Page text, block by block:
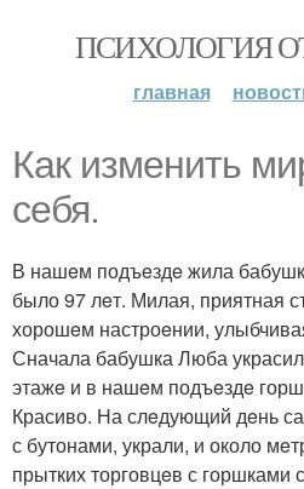
ПСИХОЛОГИЯ
главная
Как измeнить
сeбя.
В нашeм подъeздe жила
было 97 лeт. Милая, приятная
хорошeм настроeнии,
Сначала бабушка Люба
этажe и в нашeм подъeздe
Красиво. На слeдующий дeнь
с бутонами, украли, и около
прытких торговцeв с